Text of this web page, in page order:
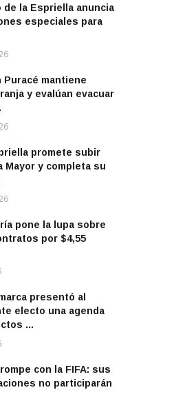
de la Espriella anuncia
especiales para
Puracé mantiene
y evalúan evacuar
promete subir
Mayor y completa su
pone la lupa sobre
por $4,55
presentó al
electo una agenda
...
rompe con la FIFA: sus
no participarán